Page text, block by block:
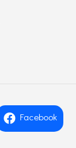
Facebook